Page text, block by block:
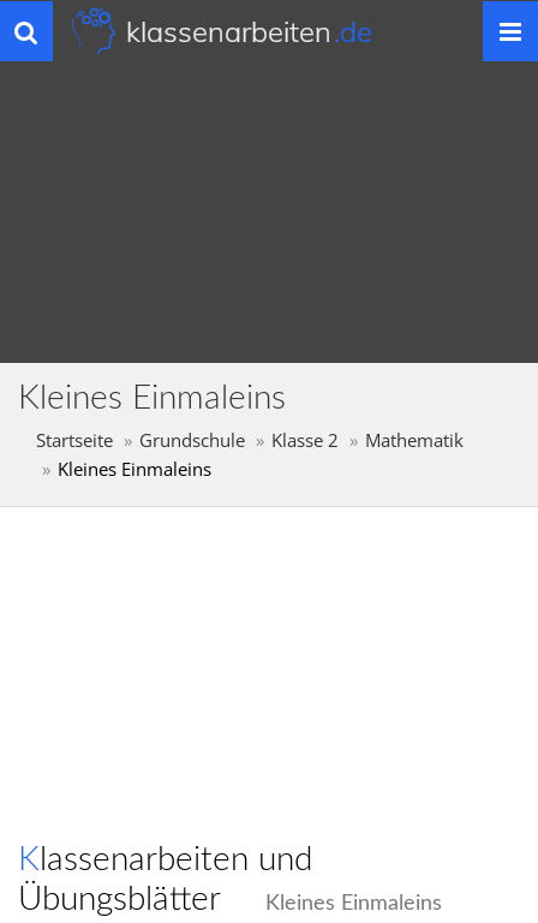
Toggle
navigation
klassenarbeiten.de
Kleines Einmaleins
Startseite Grundschule Klasse 2
Mathematik
Kleines Einmaleins
Klassenarbeiten und
Übungsblätter
Kleines Einmaleins